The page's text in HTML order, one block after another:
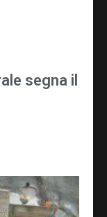
segna il